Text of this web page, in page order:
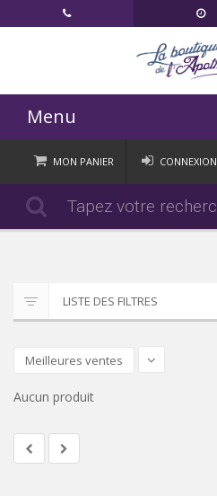
Menu
ACCUEIL
CATÉGORIES
MON PANIER
Commander
CONNEXION
LISTE DES FILTRES
Meilleures ventes
Aucun produit